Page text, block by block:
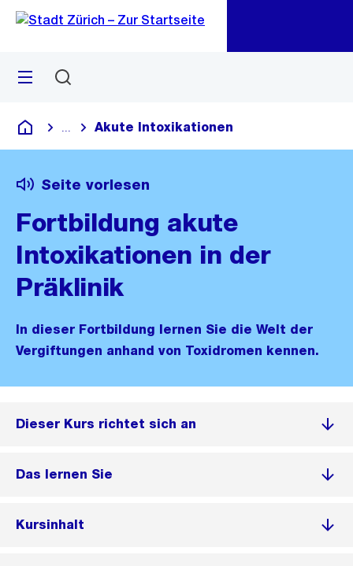
Navigation
Sprunglink
Menü
Deutsch
Blende alle Breadcrumbs ein
Akute Intoxikationen
Seite vorlesen
Fortbildung akute
Intoxikationen in der
Präklinik
In dieser Fortbildung lernen Sie die Welt der
Vergiftungen anhand von Toxidromen kennen.
Dieser Kurs richtet sich an
Das lernen Sie
Kursinhalt